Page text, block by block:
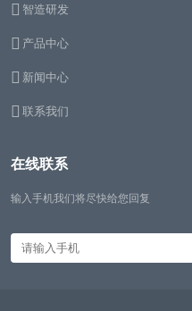
智造研发
产品中心
新闻中心
联系我们
在线联系
输入手机我们将尽快给您回复